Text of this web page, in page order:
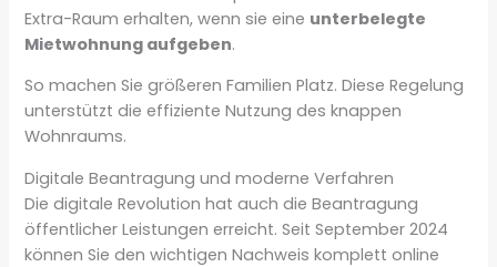
Extra-Raum erhalten, wenn sie eine unterbelegte
Mietwohnung aufgeben.
So machen Sie größeren Familien Platz. Diese Regelung
unterstützt die effiziente Nutzung des knappen
Wohnraums.
Digitale Beantragung und moderne Verfahren
Die digitale Revolution hat auch die Beantragung
öffentlicher Leistungen erreicht. Seit September 2024
können Sie den wichtigen Nachweis komplett online